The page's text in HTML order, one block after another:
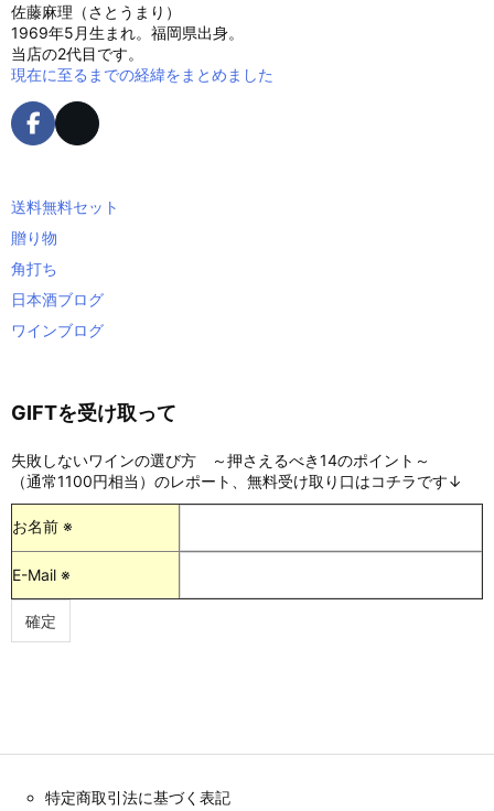
佐藤麻理（さとうまり）
1969年5月生まれ。福岡県出身。
当店の2代目です。
現在に至るまでの経緯をまとめました
送料無料セット
贈り物
角打ち
日本酒ブログ
ワインブログ
GIFTを受け取って
失敗しないワインの選び方 ～押さえるべき14のポイント～
（通常1100円相当）のレポート、無料受け取り口はコチラです↓
お名前 ※
E-Mail ※
特定商取引法に基づく表記